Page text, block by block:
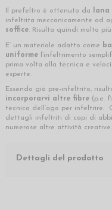
Il prefeltro è ottenuto da lana
infeltrita meccanicamente ad
soffice. Risulta quindi molto
E’ un materiale adatto come
uniforme
l’infeltrimento
prima volta alla tecnica e
esperte.
Essendo già pre-infeltrito,
incorporarvi altre fibre (p.e.
tecnica dell’ago per infeltrire.
dettagli infeltriti di capi di
numerose altre attività creative.
Dettagli del prodotto